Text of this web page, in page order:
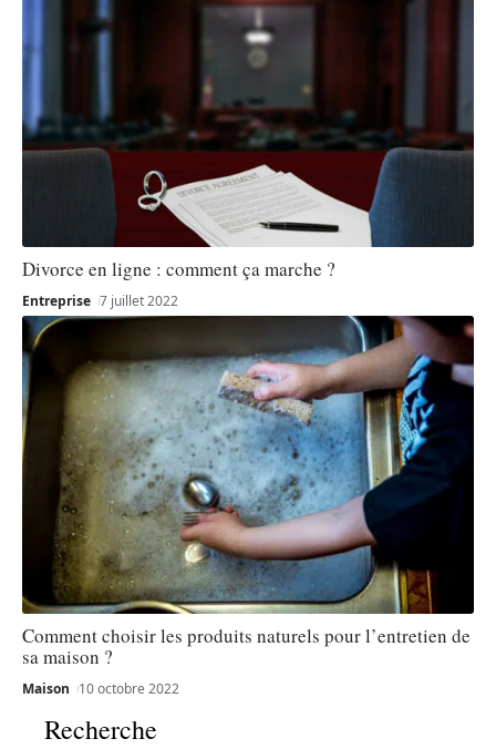
Divorce en ligne : comment ça marche ?
Entreprise 7 juillet 2022
Comment choisir les produits naturels pour l’entretien de
sa maison ?
Maison 10 octobre 2022
Recherche